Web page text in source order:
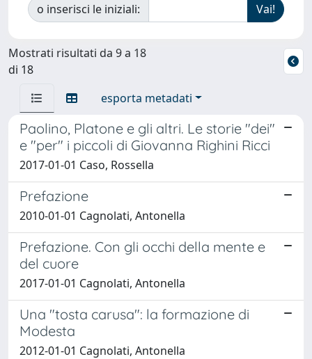
o inserisci le iniziali:
Mostrati risultati da 9 a 18
di 18
esporta metadati
Paolino, Platone e gli altri. Le storie "dei"
e "per" i piccoli di Giovanna Righini Ricci
2017-01-01 Caso, Rossella
Prefazione
2010-01-01 Cagnolati, Antonella
Prefazione. Con gli occhi della mente e
del cuore
2017-01-01 Cagnolati, Antonella
Una "tosta carusa": la formazione di
Modesta
2012-01-01 Cagnolati, Antonella